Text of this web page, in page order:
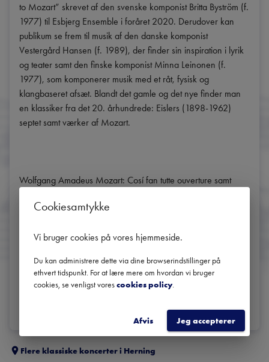
to Mozart” skrevet af den svenske komponist Britta Byström (f.
1977) til Esbjerg Ensemble i foråret 2020. Derudover kan
publikum se frem til musik af den danske komponist
Vestergård Hansen (f. 1989), der finder sin inspiration i lyrik
og teater samt den finske komponist Minna Leinonen (f.
1977), som komponerer musik med et råt, fysisk og
klangbaseret afsæt. Blandt det gamle og det nye finder man
en klassiker fra det 20. århundrede: Eislers (1898-1962)
septet samt værker af Mozart.
Wolfgang Amadeus Mozart: Cosí fan tutte ouverture samt
Matias Vestergård Hansen: Six Elegies
Minna Leinonen: HUSH
Wolfgang Amadeus Mozart: Klarinetkvintet
Flere klassiske koncerter i Herning
Cookiesamtykke
Vi bruger cookies på vores hjemmeside.
Du kan administrere dette via dine browserindstillinger på
ethvert tidspunkt. For at lære mere om hvordan vi bruger
cookies, se venligst vorescookies policy.
Afvis Jeg accepterer